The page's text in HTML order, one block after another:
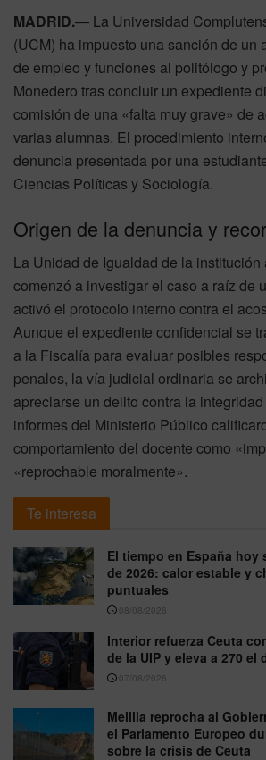
MADRID.— La Universidad
(UCM) ha impuesto una sanción de un
de empleo y funciones al politólogo y
Monedero tras concluir un expediente
comisión de una «falta muy grave» de
varias alumnas. El procedimiento
denuncia presentada por una
Ciencias Políticas y Sociología.
Origen de la denuncia y
La Unidad de Igualdad de la institución
comenzó a investigar el caso a raíz de
activó el protocolo interno contra el
Aunque el expediente confidencial se
a la Fiscalía para evaluar posibles
penales, la vía judicial ordinaria se
apreciarse un delito contra la
informes del Ministerio Público
comportamiento del docente como
«reprochable moralmente».
Te interesa
El tiempo en España hoy
de 2026: calor estable y
puntuales
08/08/2026
Interior refuerza Ceuta
de la UIP y eleva a 270
07/08/2026
Melilla reprocha al
el Parlamento Europeo
sobre la crisis de Ceuta